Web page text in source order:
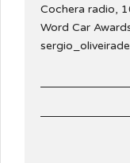
Cochera radio,
Word Car